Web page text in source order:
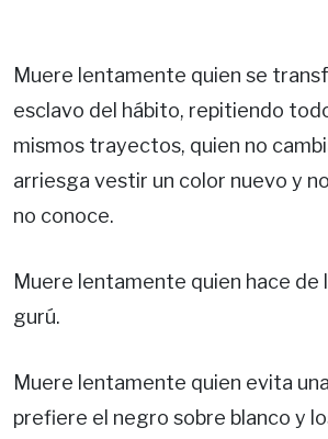
Muere lentamente quien se
esclavo del hábito, repitiendo
mismos trayectos, quien no
arriesga vestir un color nuevo y
no conoce.
Muere lentamente quien hace de
gurú.
Muere lentamente quien evita
prefiere el negro sobre blanco y